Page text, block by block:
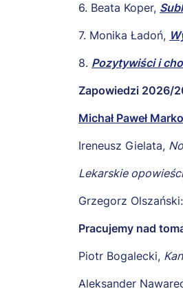
6. Beata Koper,
7. Monika Ładoń,
8. Pozytywiści i
Zapowiedzi 2026/
Michał Paweł
Ireneusz Gielata,
Lekarskie opowieści
Grzegorz Olszański:
Pracujemy nad
Piotr Bogalecki,
Aleksander